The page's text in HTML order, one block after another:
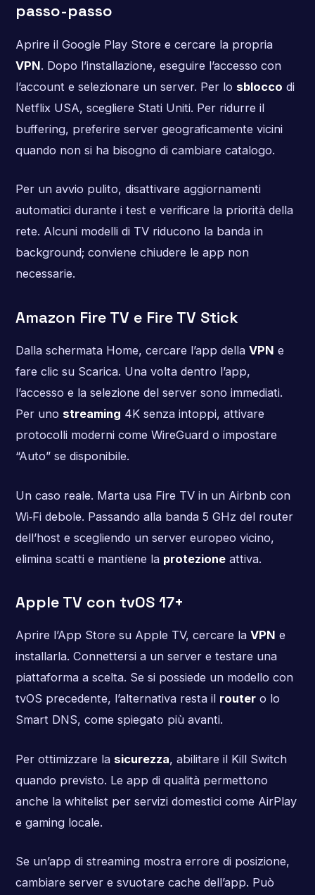
passo-passo
Aprire il Google Play Store e cercare la propria
VPN. Dopo l’installazione, eseguire l’accesso con
l’account e selezionare un server. Per lo sblocco di
Netflix USA, scegliere Stati Uniti. Per ridurre il
buffering, preferire server geograficamente vicini
quando non si ha bisogno di cambiare catalogo.
Per un avvio pulito, disattivare aggiornamenti
automatici durante i test e verificare la priorità della
rete. Alcuni modelli di TV riducono la banda in
background; conviene chiudere le app non
necessarie.
Amazon Fire TV e Fire TV Stick
Dalla schermata Home, cercare l’app della VPN e
fare clic su Scarica. Una volta dentro l’app,
l’accesso e la selezione del server sono immediati.
Per uno streaming 4K senza intoppi, attivare
protocolli moderni come WireGuard o impostare
“Auto” se disponibile.
Un caso reale. Marta usa Fire TV in un Airbnb con
Wi‑Fi debole. Passando alla banda 5 GHz del router
dell’host e scegliendo un server europeo vicino,
elimina scatti e mantiene la protezioneattiva.
Apple TV con tvOS 17+
Aprire l’App Store su Apple TV, cercare la VPN e
installarla. Connettersi a un server e testare una
piattaforma a scelta. Se si possiede un modello con
tvOS precedente, l’alternativa resta il routero lo
Smart DNS, come spiegato più avanti.
Per ottimizzare la sicurezza, abilitare il Kill Switch
quando previsto. Le app di qualità permettono
anche la whitelist per servizi domestici come AirPlay
e gaming locale.
Se un’app di streaming mostra errore di posizione,
cambiare server e svuotare cache dell’app. Può